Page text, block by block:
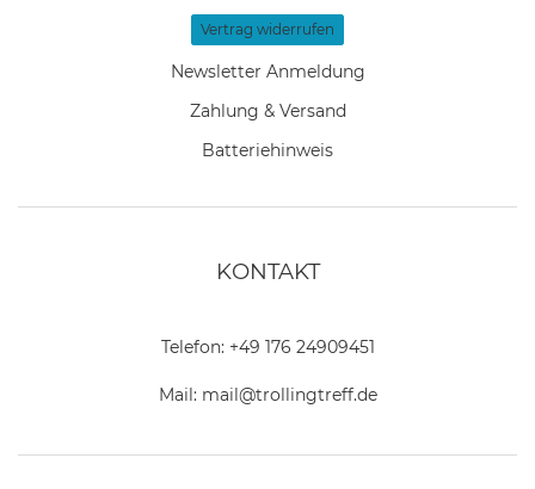
Vertrag widerrufen
Newsletter Anmeldung
Zahlung & Versand
Batteriehinweis
KONTAKT
Telefon: +49 176 24909451
Mail: mail@trollingtreff.de